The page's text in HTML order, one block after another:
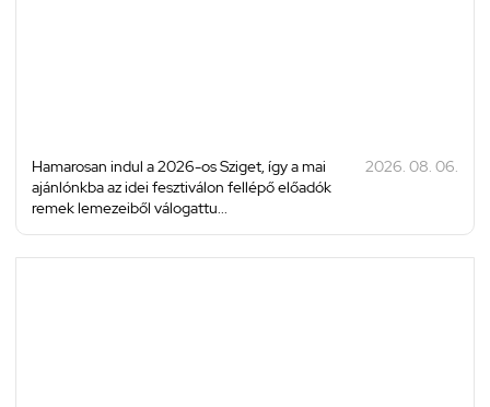
Hamarosan indul a 2026-os Sziget, így a mai
ajánlónkba az idei fesztiválon fellépő előadók
remek lemezeiből válogattu...
2026. 08. 06.